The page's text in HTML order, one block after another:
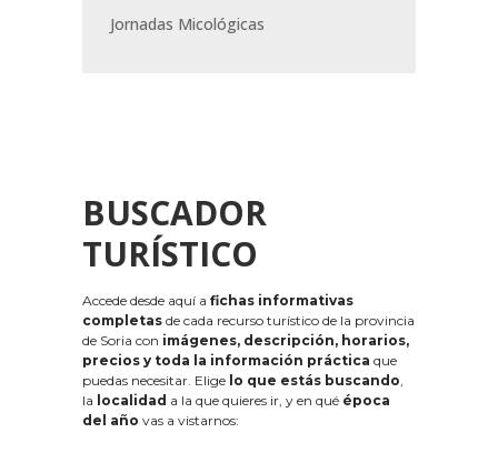
Jornadas Micológicas
BUSCADOR
TURÍSTICO
Accede desde aquí a fichas informativas
completas de cada recurso turístico de la provincia
de Soria con imágenes, descripción, horarios,
precios y toda la información práctica que
puedas necesitar. Elige lo que estás buscando,
la localidad a la que quieres ir, y en qué época
del año vas a vistarnos: